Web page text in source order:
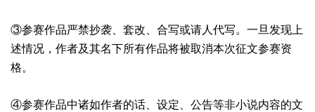
③参赛作品严禁抄袭、套改、合写或请人代写。一旦发现上
述情况，作者及其名下所有作品将被取消本次征文参赛资
格。
④参赛作品中诸如作者的话、设定、公告等非小说内容的文